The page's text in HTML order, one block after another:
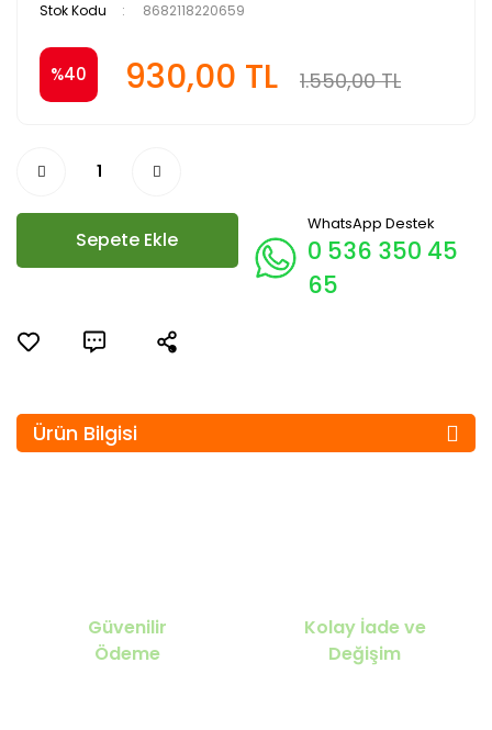
Stok Kodu
8682118220659
%40 930,00 TL 1.550,00 TL
Sepete Ekle
WhatsApp Destek
0 536 350 45
65
Ürün Bilgisi
Güvenilir
Ödeme
Kolay İade ve
Değişim